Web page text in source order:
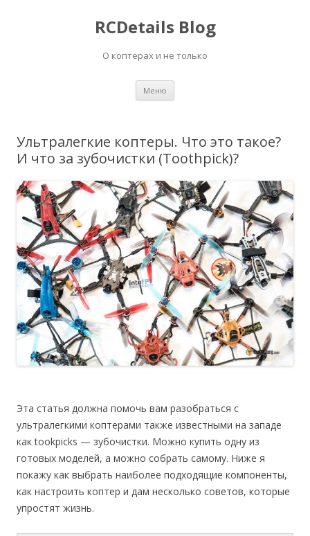
RCDetails Blog
О коптерах и не только
Меню
Ультралегкие коптеры. Что это такое?
И что за зубочистки (Toothpick)?
Эта статья должна помочь вам разобраться с
ультралегкими коптерами также известными на западе
как tookpicks — зубочистки. Можно купить одну из
готовых моделей, а можно собрать самому. Ниже я
покажу как выбрать наиболее подходящие компоненты,
как настроить коптер и дам несколько советов, которые
упростят жизнь.